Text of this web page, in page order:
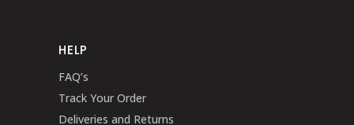
HELP
FAQ’s
Track Your Order
Deliveries and Returns